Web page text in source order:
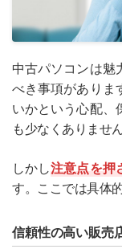
中古パソコンは魅
べき事項がありま
いかという心配、
も少なくありません
しかし注意点を押
す。ここでは具体
信頼性の高い販売